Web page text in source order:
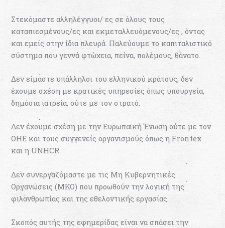
Στεκόμαστε αλληλέγγυοι/ ες σε όλους τους
καταπιεσμένους/ες και εκμεταλλευόμενους/ες , όντας
και εμείς στην ίδια πλευρά. Παλεύουμε το καπιταλιστικό
σύστημα που γεννά φτώχεια, πείνα, πολέμους, θάνατο.
Δεν είμαστε υπάλληλοι του ελληνικού κράτους, δεν
έχουμε σχέση με κρατικές υπηρεσίες όπως υπουργεία,
δημόσια ιατρεία, ούτε με τον στρατό.
Δεν έχουμε σχέση με την Ευρωπαϊκή Ένωση ούτε με τον
ΟΗΕ και τους συγγενείς οργανισμούς όπως η Frontex
και η UNHCR.
Δεν συνεργαζόμαστε με τις Μη Κυβερνητικές
Οργανώσεις (ΜΚΟ) που προωθούν την λογική της
φιλανθρωπίας και της εθελοντικής εργασίας.
Σκοπός αυτής της εφημερίδας είναι να σπάσει την